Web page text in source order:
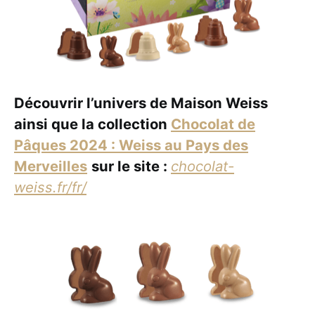
Découvrir l’univers de Maison Weiss
ainsi que la collection Chocolat de
Pâques 2024 : Weiss au Pays des
Merveilles sur le site : chocolat-
weiss.fr/fr/